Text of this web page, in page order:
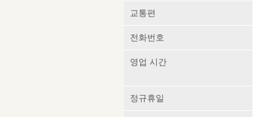
교통편
전화번호
영업 시간
정규휴일